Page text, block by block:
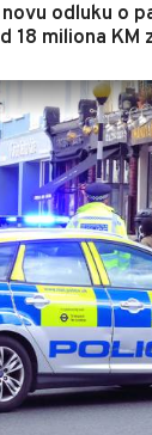
odluku o
18 miliona KM